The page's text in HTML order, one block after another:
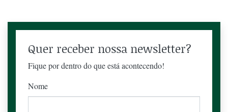
Quer receber nossa newsletter?
Fique por dentro do que está acontecendo!
Nome